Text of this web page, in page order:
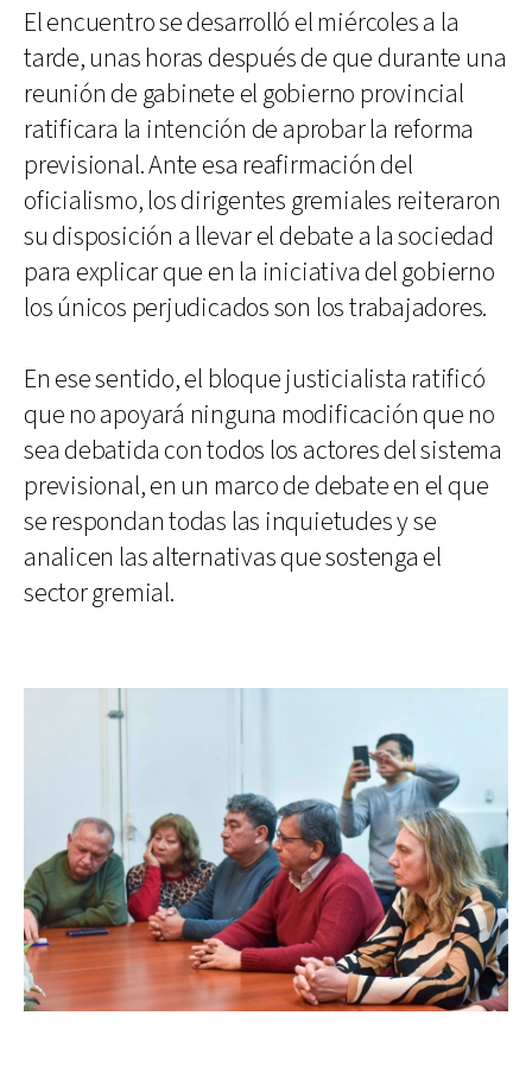
El encuentro se desarrolló el miércoles a la
tarde, unas horas después de que durante una
reunión de gabinete el gobierno provincial
ratificara la intención de aprobar la reforma
previsional. Ante esa reafirmación del
oficialismo, los dirigentes gremiales reiteraron
su disposición a llevar el debate a la sociedad
para explicar que en la iniciativa del gobierno
los únicos perjudicados son los trabajadores.
En ese sentido, el bloque justicialista ratificó
que no apoyará ninguna modificación que no
sea debatida con todos los actores del sistema
previsional, en un marco de debate en el que
se respondan todas las inquietudes y se
analicen las alternativas que sostenga el
sector gremial.